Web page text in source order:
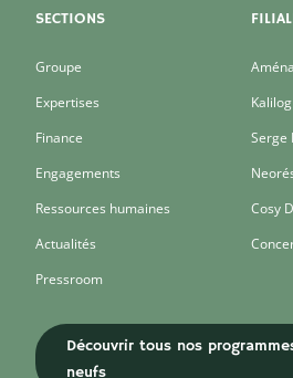
SECTIONS
Groupe
Expertises
Finance
Engagements
Ressources humaines
Actualités
Pressroom
Kalilog
Serge
Cosy
Découvrir tous nos
neufs